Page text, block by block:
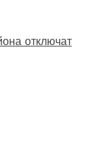
отключат